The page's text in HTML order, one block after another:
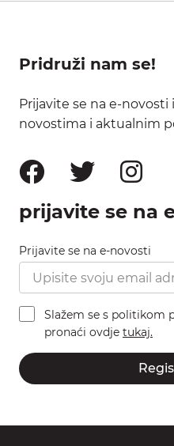
Pridruži nam se!
Prijavite se na e-
novostima i aktualnim
prijavite se na
Prijavite se na e-novosti
Slažem se s politikom
pronaći ovdje tukaj.